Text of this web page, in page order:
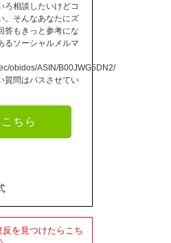
ろ相談したいけどコ
。そんなあなたにズ
答もきっと参考にな
るソーシャルメルマ
obidos/ASIN/B00JWG5DN2/
質問はパスさせてい
ちら
を見つけたらこち